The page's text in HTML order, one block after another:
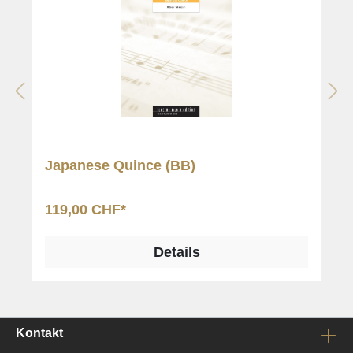
Schluss) und majestätischen Klängen zu enden.
Japanese Quince (BB)
119,00 CHF*
Details
Kontakt